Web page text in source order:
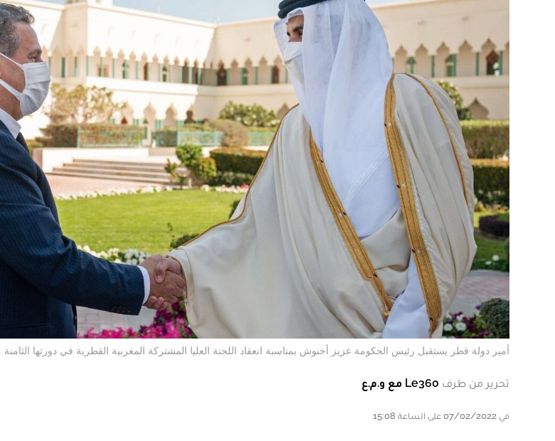
أمير دولة قطر يستقبل رئيس الحكومة عزيز أخنوش بمناسبة انعقاد اللجنة العليا المشتركة المغربية القطرية في دورتها الثامنة . DR
تحرير من طرف Le360 مع و.م.ع
في 07/02/2022 على الساعة 15:08